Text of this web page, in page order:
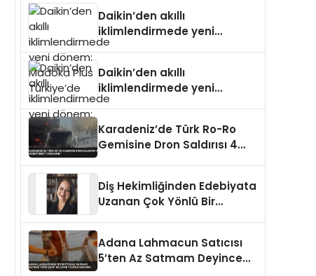
Daikin’den akıllı
iklimlendirmede yeni
dönem: Madoka Plus
Daikin’den akıllı
iklimlendirmede yeni
dönem: Madoka Plus
Karadeniz’de Türk Ro-Ro
Gemisine Dron Saldırısı 4
Diş Hekimliğinden Edebiyata
Uzanan Çok Yönlü Bir
Adana Lahmacun Satıcısı
5’ten Az Satmam Deyince